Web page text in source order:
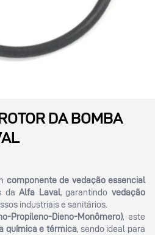
DA BOMBA
componente de vedação essencial
daAlfa Laval, garantindovedação
industriais e sanitários.
Propileno-Dieno-Monômero), este
química e térmica, sendo ideal para